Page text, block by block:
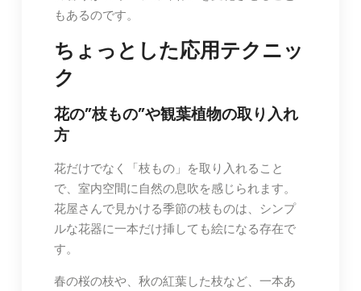
もあるのです。
ちょっとした応用テクニッ
ク
花の”枝もの”や観葉植物の取り入れ
方
花だけでなく「枝もの」を取り入れること
で、室内空間に自然の息吹を感じられます。
花屋さんで見かける季節の枝ものは、シンプ
ルな花器に一本だけ挿しても絵になる存在で
す。
春の桜の枝や、秋の紅葉した枝など、一本あ